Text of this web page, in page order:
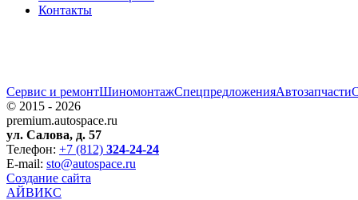
Контакты
Сервис и ремонтШиномонтажСпецпредложенияАвтозапчаcти
© 2015 - 2026
premium.autospace.ru
ул. Салова, д. 57
Телефон: +7 (812) 324-24-24
E-mail: sto@autospace.ru
Создание сайта
АЙВИКС